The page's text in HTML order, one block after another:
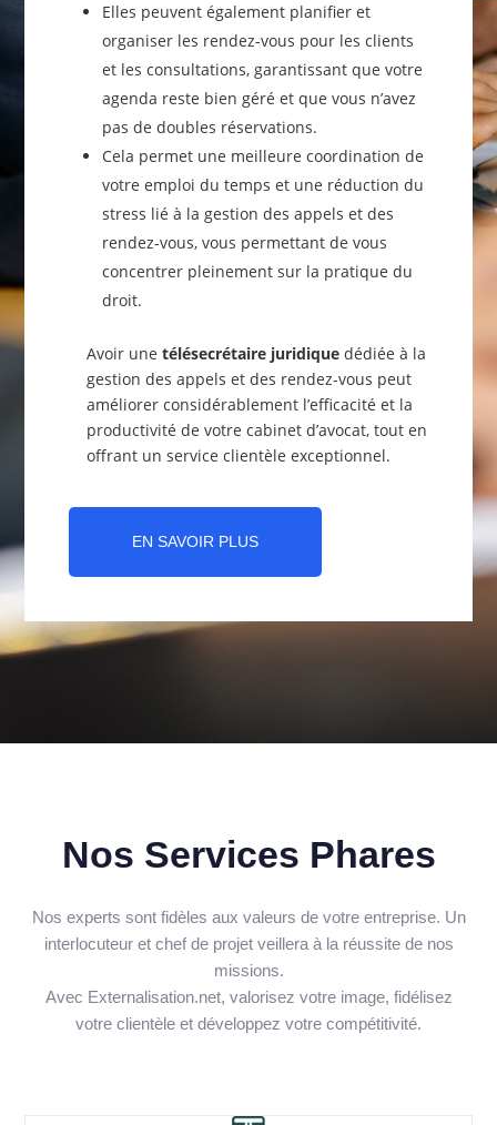
Elles peuvent également planifier et
organiser les rendez-vous pour les clients
et les consultations, garantissant que votre
agenda reste bien géré et que vous n’avez
pas de doubles réservations.
Cela permet une meilleure coordination de
votre emploi du temps et une réduction du
stress lié à la gestion des appels et des
rendez-vous, vous permettant de vous
concentrer pleinement sur la pratique du
droit.
Avoir une télésecrétaire juridiquedédiée à la
gestion des appels et des rendez-vous peut
améliorer considérablement l’efficacité et la
productivité de votre cabinet d’avocat, tout en
offrant un service clientèle exceptionnel.
EN SAVOIR PLUS
Nos Services Phares
Nos experts sont fidèles aux valeurs de votre entreprise. Un
interlocuteur et chef de projet veillera à la réussite de nos
missions.
Avec Externalisation.net, valorisez votre image, fidélisez
votre clientèle et développez votre compétitivité.